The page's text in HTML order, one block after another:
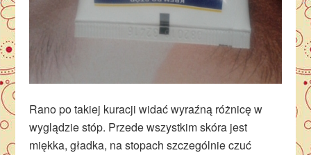
Rano po takiej kuracji widać wyraźną różnicę w
wyglądzie stóp. Przede wszystkim skóra jest
miękka, gładka, na stopach szczególnie czuć